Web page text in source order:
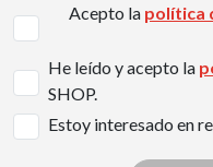
Acepto la política
He leído y acepto la
SHOP.
Estoy interesado en